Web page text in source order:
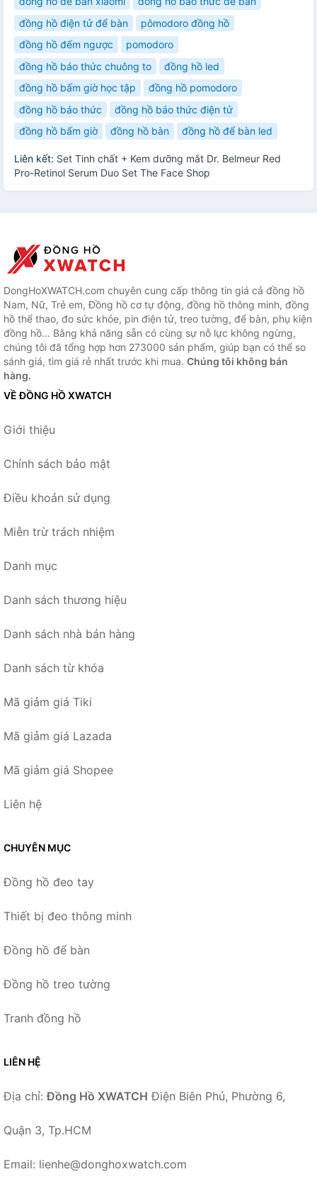
đồng hồ điện tử để bàn
pômodoro đồng hồ
đồng hồ đếm ngược
pomodoro
đồng hồ báo thức chuông to
đồng hồ led
đồng hồ bấm giờ học tập
đồng hồ pomodoro
đồng hồ báo thức
đồng hồ báo thức điện tử
đồng hồ bấm giờ
đồng hồ bàn đồng hồ để bàn led
Liên kết: Set Tinh chất + Kem dưỡng mắt Dr. Belmeur Red
Pro-Retinol Serum Duo Set The Face Shop
DongHoXWATCH.com chuyên cung cấp thông tin giá cả đồng hồ
Nam, Nữ, Trẻ em, Đồng hồ cơ tự động, đồng hồ thông minh, đồng
hồ thể thao, đo sức khỏe, pin điện tử, treo tường, để bàn, phụ kiện
đồng hồ... Bằng khả năng sẵn có cùng sự nỗ lực không ngừng,
chúng tôi đã tổng hợp hơn 273000 sản phẩm, giúp bạn có thể so
sánh giá, tìm giá rẻ nhất trước khi mua. Chúng tôi không bán
hàng.
VỀ ĐỒNG HỒ XWATCH
Giới thiệu
Chính sách bảo mật
Điều khoản sử dụng
Miễn trừ trách nhiệm
Danh mục
Danh sách thương hiệu
Danh sách nhà bán hàng
Danh sách từ khóa
Mã giảm giá Tiki
Mã giảm giá Lazada
Mã giảm giá Shopee
Liên hệ
CHUYÊN MỤC
Đồng hồ đeo tay
Thiết bị đeo thông minh
Đồng hồ để bàn
Đồng hồ treo tường
Tranh đồng hồ
LIÊN HỆ
Địa chỉ:Đồng Hồ XWATCH Điện Biên Phủ, Phường 6,
Quận 3, Tp.HCM
Email: lienhe@donghoxwatch.com